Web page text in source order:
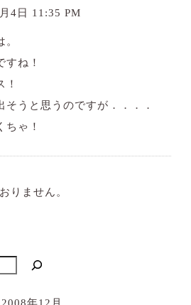
4日 11:35 PM
。
すね！
！
そうと思うのですが．．．．
ちゃ！
りません。